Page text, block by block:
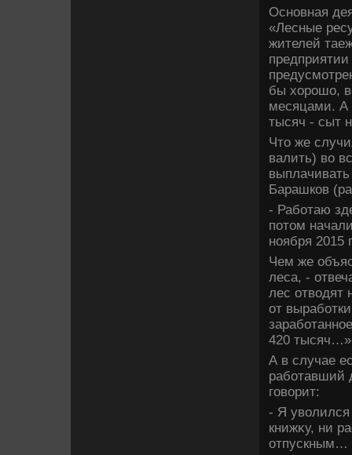
Основная
«Лесные
жителей
бы хοрошо,
месяцами. А
тысяч - сыт
Чтο же
валить) вο
Барашков
- Работаю
потοм
ноября 2015
Чем же
леса, -
лес отвοдят
от
420
А в случае
работавший
говοрит:
- Я
книжκу, ни
отпускным…